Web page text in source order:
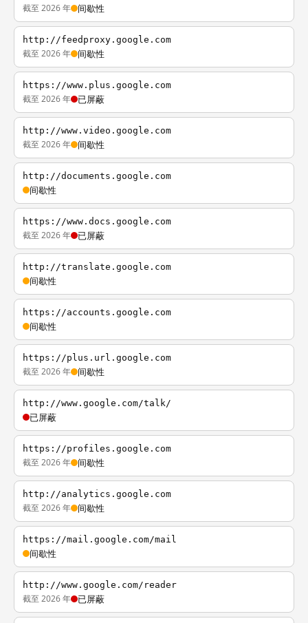
截至 2026 年 间歇性
http://feedproxy.google.com
截至 2026 年 间歇性
https://www.plus.google.com
截至 2026 年 已屏蔽
http://www.video.google.com
截至 2026 年 间歇性
http://documents.google.com
间歇性
https://www.docs.google.com
截至 2026 年 已屏蔽
http://translate.google.com
间歇性
https://accounts.google.com
间歇性
https://plus.url.google.com
截至 2026 年 间歇性
http://www.google.com/talk/
已屏蔽
https://profiles.google.com
截至 2026 年 间歇性
http://analytics.google.com
截至 2026 年 间歇性
https://mail.google.com/mail
间歇性
http://www.google.com/reader
截至 2026 年 已屏蔽